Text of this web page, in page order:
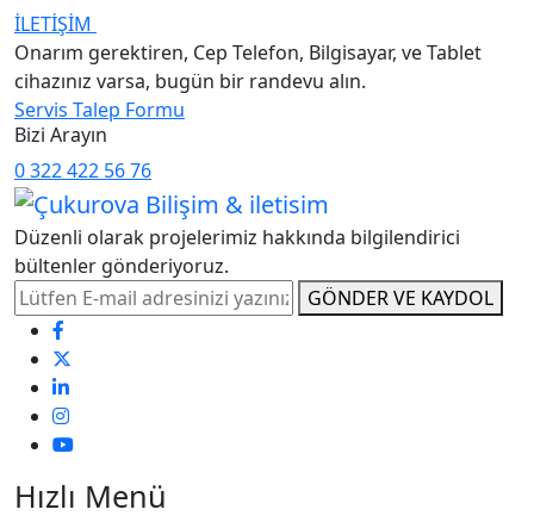
İLETİŞİM
Onarım gerektiren, Cep Telefon, Bilgisayar, ve Tablet
cihazınız varsa, bugün bir randevu alın.
Servis Talep Formu
Bizi Arayın
0 322 422 56 76
Düzenli olarak projelerimiz hakkında bilgilendirici
bültenler gönderiyoruz.
GÖNDER VE KAYDOL
Hızlı Menü